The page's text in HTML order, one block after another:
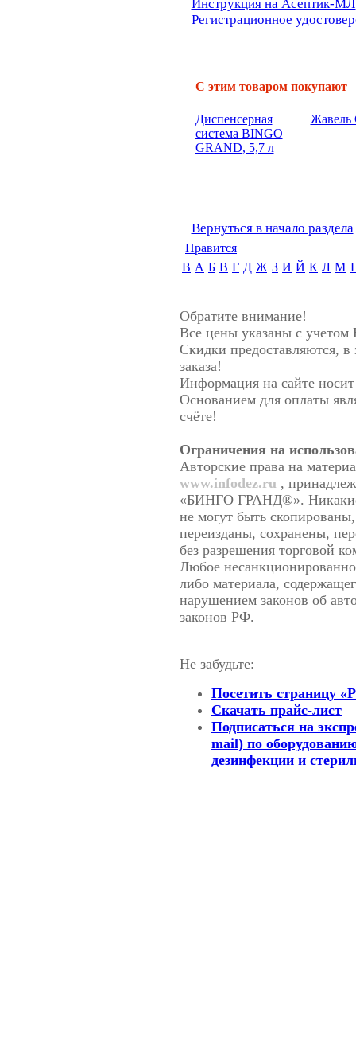
Инструкция на Асептик-МЛ
Регистрационное
С этим товаром покупают
Диспенсерная
система BINGO
GRAND, 5,7 л
Жавель
Вернуться в начало раздела
Нравится
B А Б В Г Д Ж З И Й К Л М
Обратите внимание!
Все цены указаны с
Скидки предоставляются, в
заказа!
Информация на сайте
Основанием для оплаты
счёте!
Ограничения на
Авторские права на
www.infodez.ru ,
«БИНГО ГРАНД®». Никакие
не могут быть
переизданы, сохранены,
без разрешения
Любое
либо материала,
нарушением законов об
законов РФ.
Не забудьте:
Посетить страницу
Скачать прайс-лист
Подписаться на
mail) по
дезинфекции и